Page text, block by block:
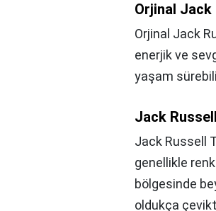
Orjinal Jack
Orjinal Jack
enerjik ve
yaşam
Jack
Jack Russell
genellikle
bölgesinde
oldukça